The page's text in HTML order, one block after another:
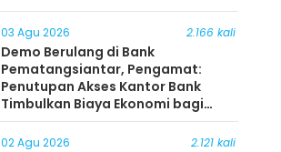
03 Agu 2026 2.166 kali
Demo Berulang di Bank
Pematangsiantar, Pengamat:
Penutupan Akses Kantor Bank
Timbulkan Biaya Ekonomi bagi
Masyarakat
02 Agu 2026 2.121 kali